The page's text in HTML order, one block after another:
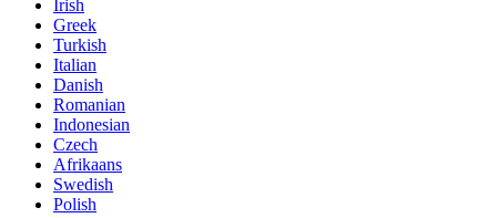
Irish
Greek
Turkish
Italian
Danish
Romanian
Indonesian
Czech
Afrikaans
Swedish
Polish